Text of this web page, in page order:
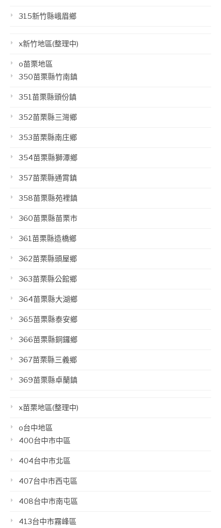
315新竹縣峨眉鄉
x新竹地區(整理中)
o苗栗地區
350苗栗縣竹南鎮
351苗栗縣頭份鎮
352苗栗縣三灣鄉
353苗栗縣南庄鄉
354苗栗縣獅潭鄉
357苗栗縣通霄鎮
358苗栗縣苑裡鎮
360苗栗縣苗栗市
361苗栗縣造橋鄉
362苗栗縣頭屋鄉
363苗栗縣公館鄉
364苗栗縣大湖鄉
365苗栗縣泰安鄉
366苗栗縣銅鑼鄉
367苗栗縣三義鄉
369苗栗縣卓蘭鎮
x苗栗地區(整理中)
o台中地區
400台中市中區
404台中市北區
407台中市西屯區
408台中市南屯區
413台中市霧峰區